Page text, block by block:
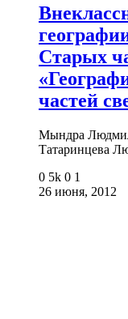
Старых
частей
Мындра
Татаринцева
0 5k 0 1
26 июня, 2012